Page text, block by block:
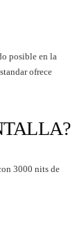
posible en la
ofrece
3000 nits de